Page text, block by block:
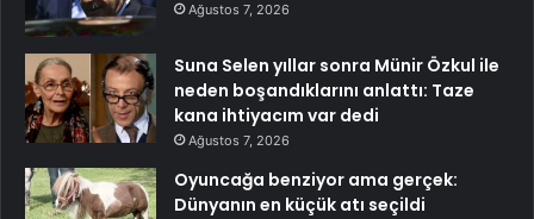
Ağustos 7, 2026
Suna Selen yıllar sonra Münir Özkul ile
neden boşandıklarını anlattı: Taze
kana ihtiyacım var dedi
Ağustos 7, 2026
Oyuncağa benziyor ama gerçek:
Dünyanın en küçük atı seçildi